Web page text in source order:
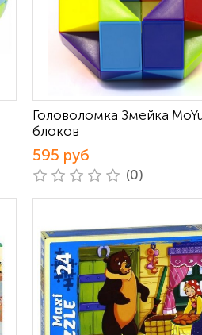
Головоломка Змейка
блоков
595 руб
(0)